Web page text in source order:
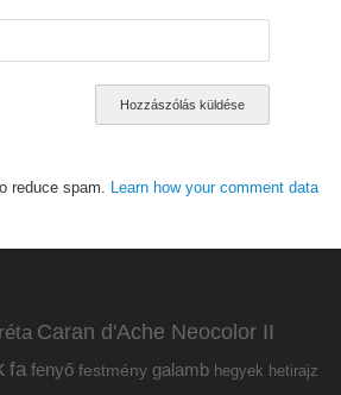
reduce spam. Learn how your comment data
Caran d'Ache Neocolor II
fa fenyő festmény galamb hegyek hetirajz